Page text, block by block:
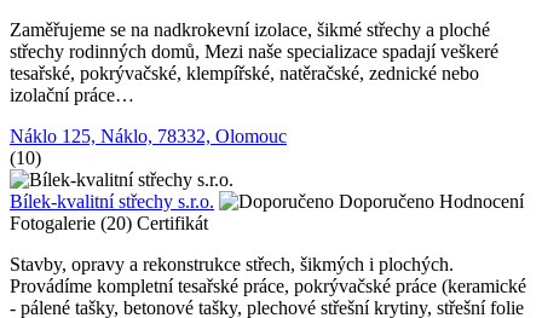
Zaměřujeme se na nadkrokevní izolace, šikmé střechy a ploché
střechy rodinných domů, Mezi naše specializace spadají veškeré
tesařské, pokrývačské, klempířské, natěračské, zednické nebo
izolační práce…
Náklo 125, Náklo, 78332, Olomouc
(10)
Bílek-kvalitní střechy s.r.o. Doporučeno Hodnocení
Fotogalerie (20) Certifikát
Stavby, opravy a rekonstrukce střech, šikmých i plochých.
Provádíme kompletní tesařské práce, pokrývačské práce (keramické
- pálené tašky, betonové tašky, plechové střešní krytiny, střešní folie